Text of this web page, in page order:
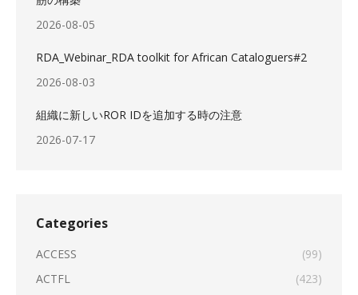
2026-08-05
RDA_Webinar_RDA toolkit for African Cataloguers#2
2026-08-03
組織に新しいROR IDを追加する時の注意
2026-07-17
Categories
ACCESS
(99)
ACTFL
(423)